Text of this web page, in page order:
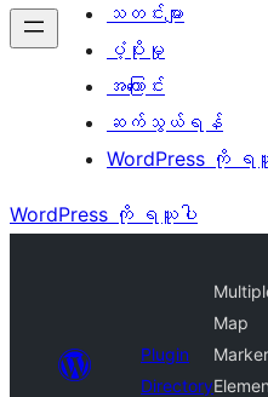
သတင်းများ
ပံ့ပိုးမှု
အကြောင်း
ဆက်သွယ်ရန်
WordPress ကို ရ
WordPress ကို ရယူပါ
Plugin
Directory
Map